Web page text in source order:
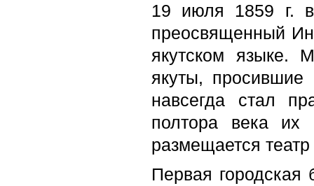
19 июля 1859 г.
преосвященный
якутском языке.
якуты,
навсегда стал
полтора века их
размещается
Первая городская